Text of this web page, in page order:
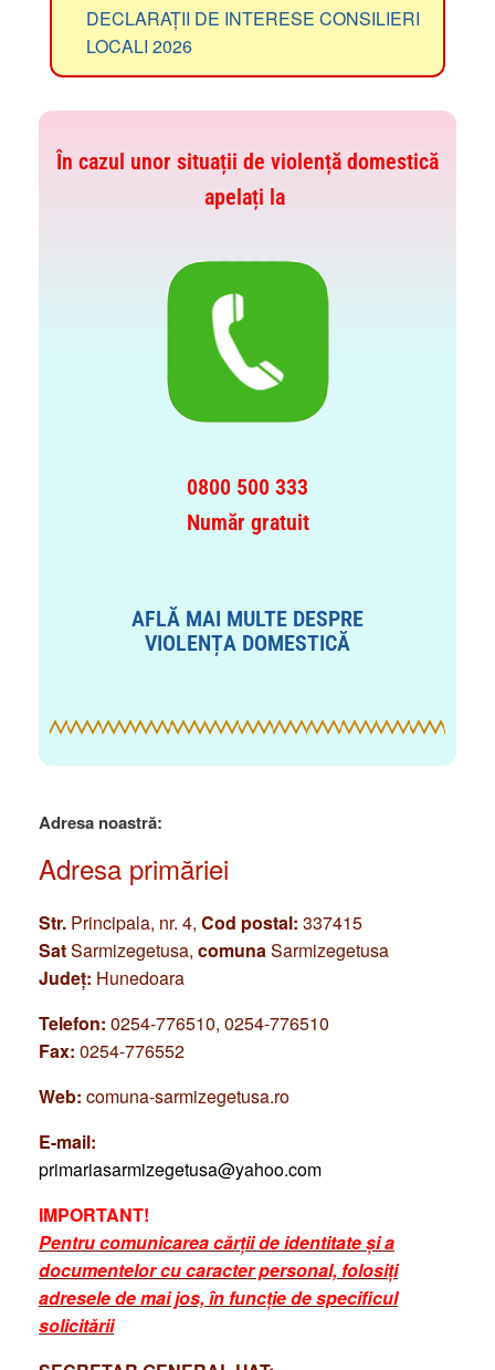
DECLARAȚII DE INTERESE CONSILIERI
LOCALI 2026
În cazul unor situații de violență domestică
apelați la
0800 500 333
Număr gratuit
AFLĂ MAI MULTE DESPRE
VIOLENȚA DOMESTICĂ
Adresa noastră:
Adresa primăriei
Str. Principala, nr. 4, Cod postal: 337415
SatSarmizegetusa, comunaSarmizegetusa
Județ: Hunedoara
Telefon: 0254-776510, 0254-776510
Fax: 0254-776552
Web: comuna-sarmizegetusa.ro
E-mail:
primariasarmizegetusa@yahoo.com
IMPORTANT!
Pentru comunicarea cărții de identitate și a
documentelor cu caracter personal, folosiți
adresele de mai jos, în funcție de specificul
solicitării